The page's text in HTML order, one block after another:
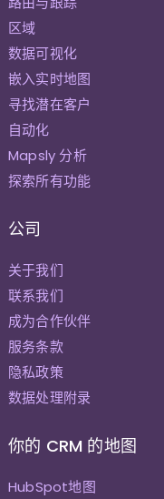
区域
数据可视化
嵌入实时地图
寻找潜在客户
自动化
Mapsly 分析
探索所有功能
公司
关于我们
联系我们
成为合作伙伴
服务条款
隐私政策
数据处理附录
你的 CRM 的地图
HubSpot地图